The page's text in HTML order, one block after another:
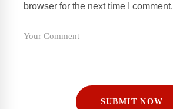
browser for the next time I comment.